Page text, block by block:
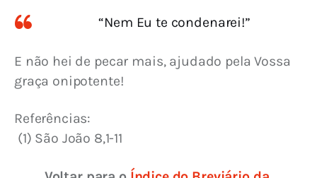
“Nem Eu te condenarei!”
E não hei de pecar mais, ajudado pela Vossa
graça onipotente!
Referências:
(1) São João 8,1-11